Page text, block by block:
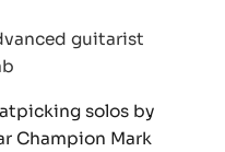
guitarist
solos by
Champion Mark